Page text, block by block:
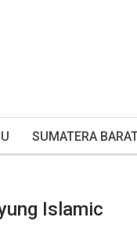
SUMATERA
Islamic